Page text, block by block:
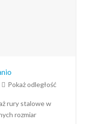
Pokaż odległość
rury stalowe w
rozmiar